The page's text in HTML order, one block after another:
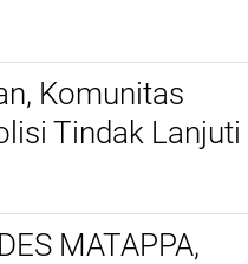
Komunitas
Tindak Lanjuti
MATAPPA,